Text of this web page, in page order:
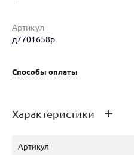
Наименование товара
Браслет (29498598)
Артикул
д7701658р
Способы оплаты
Характеристики
Артикул